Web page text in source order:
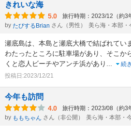
きれいな海
5.0 旅行時期：2023/12（約3
by たびするBrian さん（男性） 美ら海・本部
瀬底島は、本島と瀬底大橋で結ばれてい
わたったところに駐車場があり、そこか
くと恋人ビーチやアンチ浜があり
続
投稿日:2023/12/21
今年も訪問
4.0 旅行時期：2023/08（約3
by ももちゃん さん（非公開） 美ら海・本部・